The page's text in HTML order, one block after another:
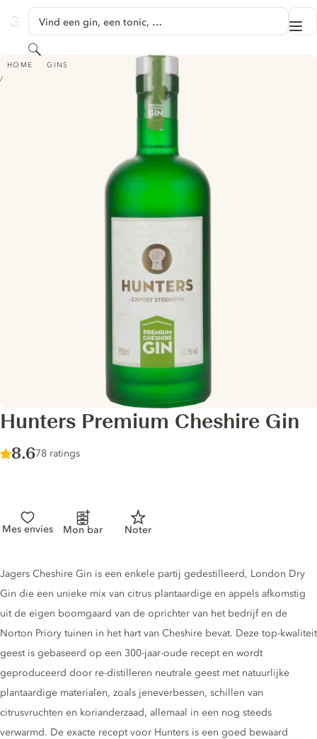
GINVENTORY
Vind een gin, een tonic, …
Zoeken
HOME GINS
HUNTERS PREMIUM CHESHIRE GIN
Hunters Premium Cheshire Gin
Score :
8.6/ 10
78 ratings
Mes envies Mon bar Noter
Gin description
Jagers Cheshire Gin is een enkele partij gedestilleerd, London Dry
Gin die een unieke mix van citrus plantaardige en appels afkomstig
uit de eigen boomgaard van de oprichter van het bedrijf en de
Norton Priory tuinen in het hart van Cheshire bevat. Deze top-kwaliteit
geest is gebaseerd op een 300-jaar-oude recept en wordt
geproduceerd door re-distilleren neutrale geest met natuurlijke
plantaardige materialen, zoals jeneverbessen, schillen van
citrusvruchten en korianderzaad, allemaal in een nog steeds
verwarmd. De exacte recept voor Hunters is een goed bewaard